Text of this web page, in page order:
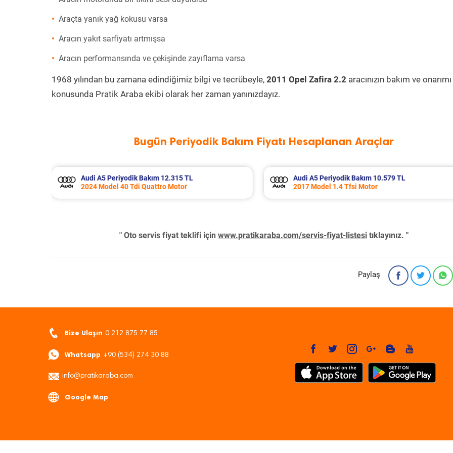
Araçta yanık yağ kokusu varsa
Aracın yakıt sarfiyatı artmışsa
Aracın performansında ve çekişinde zayıflama varsa
1968 yılından bu zamana edindiğimiz bilgi ve tecrübeyle, 2011 Opel Zafira 2.2 aracınızın bakım ve onarımı
konusunda Pratik Araba ekibi olarak her zaman yanınızdayız.
Bugün Periyodik Bakım Fiyatı Hesaplanan Araçlar
Audi A5 Periyodik Bakım 10.579 TL
2017 Model 1.4 Tfsi Motor
Ford Fiesta Periyodik Bakım 8.898 TL
2018 Model 1.5 Tdci Motor
" Oto servis fiyat teklifi için www.pratikaraba.com/servis-fiyat-listesi tıklayınız. "
Paylaş
Bize Ulaşın 0 212 875 77 85
Whatsapp +90 (534) 274 30 88
info@pratikaraba.com
Google Map